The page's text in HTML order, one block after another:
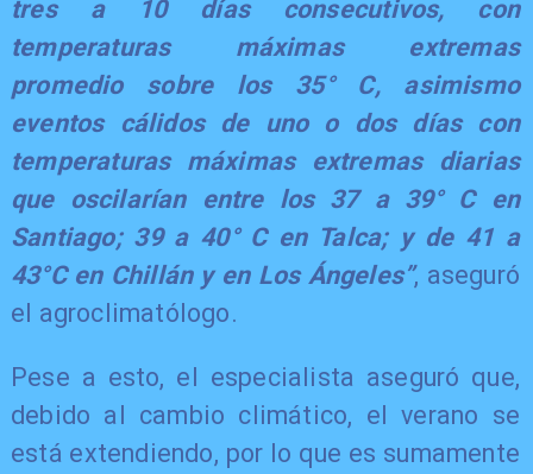
tres a 10 días consecutivos, con
temperaturas máximas extremas
promedio sobre los 35° C, asimismo
eventos cálidos de uno o dos días con
temperaturas máximas extremas diarias
que oscilarían entre los 37 a 39° C en
Santiago; 39 a 40° C en Talca; y de 41 a
43°C en Chillán y en Los Ángeles”, aseguró
el agroclimatólogo.
Pese a esto, el especialista aseguró que,
debido al cambio climático, el verano se
está extendiendo, por lo que es sumamente